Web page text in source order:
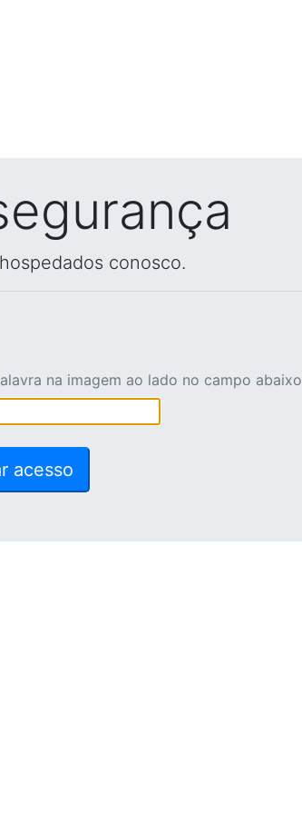
conosco.
na imagem ao lado no campo abaixo